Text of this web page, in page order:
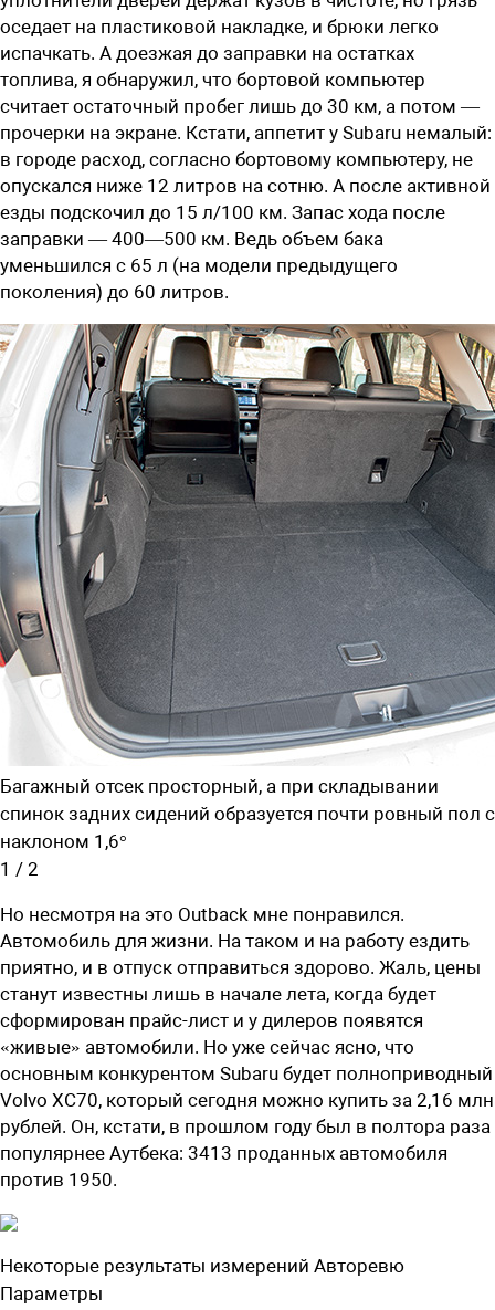
оседает на пластиковой накладке, и брюки легко
испачкать. А доезжая до заправки на остатках
топлива, я обнаружил, что бортовой компьютер
считает остаточный пробег лишь до 30 км, а потом —
прочерки на экране. Кстати, аппетит у Subaru немалый:
в городе расход, согласно бортовому компьютеру, не
опускался ниже 12 литров на сотню. А после активной
езды подскочил до 15 л/100 км. Запас хода после
заправки — 400—500 км. Ведь объем бака
уменьшился с 65 л (на модели предыдущего
поколения) до 60 литров.
Багажный отсек просторный, а при складывании
спинок задних сидений образуется почти ровный пол с
наклоном 1,6°
1 / 2
Но несмотря на это Outback мне понравился.
Автомобиль для жизни. На таком и на работу ездить
приятно, и в отпуск отправиться здорово. Жаль, цены
станут известны лишь в начале лета, когда будет
сформирован прайс-лист и у дилеров появятся
«живые» автомобили. Но уже сейчас ясно, что
основным конкурентом Subaru будет полноприводный
Volvo XC70, который сегодня можно купить за 2,16 млн
рублей. Он, кстати, в прошлом году был в полтора раза
популярнее Аутбека: 3413 проданных автомобиля
против 1950.
Некоторые результаты измерений Авторевю
Параметры